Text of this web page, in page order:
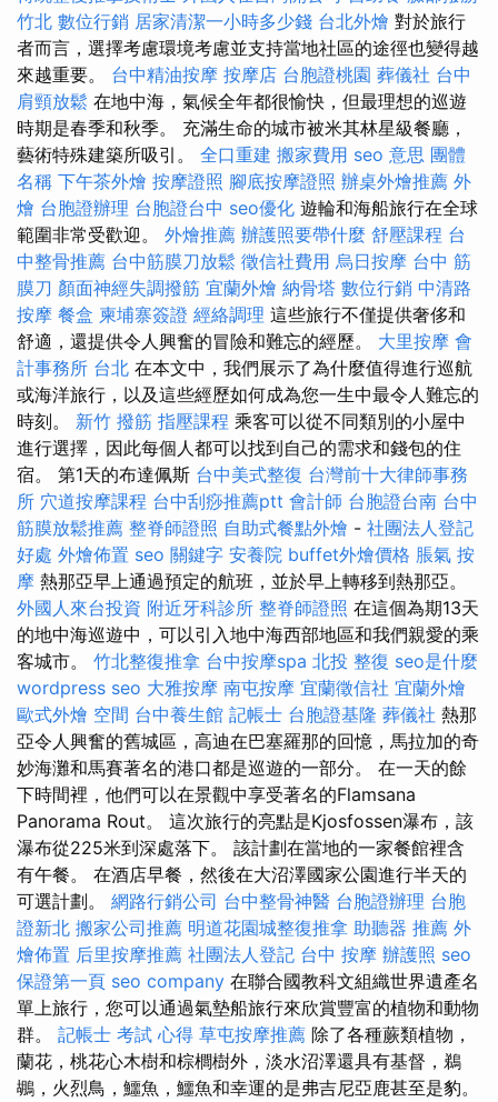
竹北 數位行銷 居家清潔一小時多少錢 台北外燴 對於旅行
者而言，選擇考慮環境考慮並支持當地社區的途徑也變得越
來越重要。 台中精油按摩 按摩店 台胞證桃園 葬儀社 台中
肩頸放鬆 在地中海，氣候全年都很愉快，但最理想的巡遊
時期是春季和秋季。 充滿生命的城市被米其林星級餐廳，
藝術特殊建築所吸引。 全口重建 搬家費用 seo 意思 團體
名稱 下午茶外燴 按摩證照 腳底按摩證照 辦桌外燴推薦 外
燴 台胞證辦理 台胞證台中 seo優化 遊輪和海船旅行在全球
範圍非常受歡迎。 外燴推薦 辦護照要帶什麼 舒壓課程 台
中整骨推薦 台中筋膜刀放鬆 徵信社費用 烏日按摩 台中 筋
膜刀 顏面神經失調撥筋 宜蘭外燴 納骨塔 數位行銷 中清路
按摩 餐盒 柬埔寨簽證 經絡調理 這些旅行不僅提供奢侈和
舒適，還提供令人興奮的冒險和難忘的經歷。 大里按摩 會
計事務所 台北 在本文中，我們展示了為什麼值得進行巡航
或海洋旅行，以及這些經歷如何成為您一生中最令人難忘的
時刻。 新竹 撥筋 指壓課程 乘客可以從不同類別的小屋中
進行選擇，因此每個人都可以找到自己的需求和錢包的住
宿。 第1天的布達佩斯 台中美式整復 台灣前十大律師事務
所 穴道按摩課程 台中刮痧推薦ptt 會計師 台胞證台南 台中
筋膜放鬆推薦 整脊師證照 自助式餐點外燴 - 社團法人登記
好處 外燴佈置 seo 關鍵字 安養院 buffet外燴價格 脹氣 按
摩 熱那亞早上通過預定的航班，並於早上轉移到熱那亞。
外國人來台投資 附近牙科診所 整脊師證照 在這個為期13天
的地中海巡遊中，可以引入地中海西部地區和我們親愛的乘
客城市。 竹北整復推拿 台中按摩spa 北投 整復 seo是什麼
wordpress seo 大雅按摩 南屯按摩 宜蘭徵信社 宜蘭外燴
歐式外燴 空間 台中養生館 記帳士 台胞證基隆 葬儀社 熱那
亞令人興奮的舊城區，高迪在巴塞羅那的回憶，馬拉加的奇
妙海灘和馬賽著名的港口都是巡遊的一部分。 在一天的餘
下時間裡，他們可以在景觀中享受著名的Flamsana
Panorama Rout。 這次旅行的亮點是Kjosfossen瀑布，該
瀑布從225米到深處落下。 該計劃在當地的一家餐館裡含
有午餐。 在酒店早餐，然後在大沼澤國家公園進行半天的
可選計劃。 網路行銷公司 台中整骨神醫 台胞證辦理 台胞
證新北 搬家公司推薦 明道花園城整復推拿 助聽器 推薦 外
燴佈置 后里按摩推薦 社團法人登記 台中 按摩 辦護照 seo
保證第一頁 seo company 在聯合國教科文組織世界遺產名
單上旅行，您可以通過氣墊船旅行來欣賞豐富的植物和動物
群。 記帳士 考試 心得 草屯按摩推薦 除了各種蕨類植物，
蘭花，桃花心木樹和棕櫚樹外，淡水沼澤還具有基督，鵜
鶘，火烈鳥，鱷魚，鱷魚和幸運的是弗吉尼亞鹿甚至是豹。